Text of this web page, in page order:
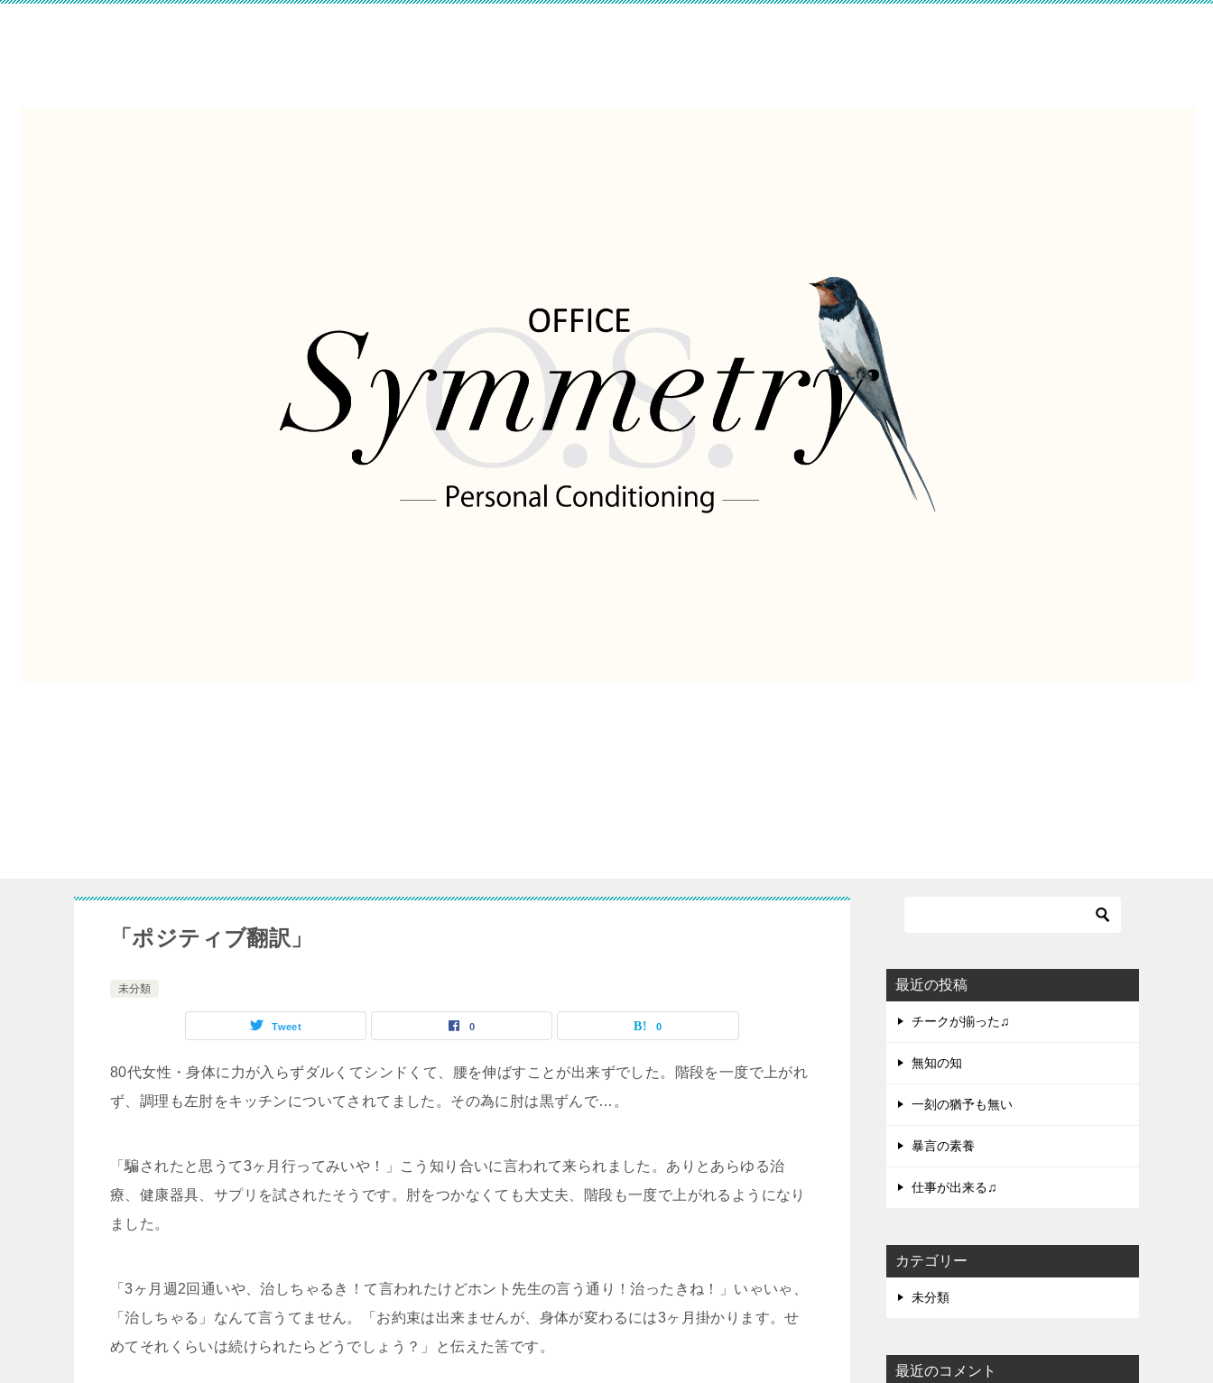
「ポジティブ翻訳」
未分類
Tweet 0 0
80代女性・身体に力が入らずダルくてシンドくて、腰を伸ばすことが出来ずでした。階段を一度で上がれ
ず、調理も左肘をキッチンについてされてました。その為に肘は黒ずんで…。
「騙されたと思うて3ヶ月行ってみいや！」こう知り合いに言われて来られました。ありとあらゆる治
療、健康器具、サプリを試されたそうです。肘をつかなくても大丈夫、階段も一度で上がれるようになり
ました。
「3ヶ月週2回通いや、治しちゃるき！て言われたけどホント先生の言う通り！治ったきね！」いゃいゃ、
「治しちゃる」なんて言うてません。「お約束は出来ませんが、身体が変わるには3ヶ月掛かります。せ
めてそれくらいは続けられたらどうでしょう？」と伝えた筈です。
最近の投稿
チークが揃った♫
無知の知
一刻の猶予も無い
暴言の素養
仕事が出来る♫
カテゴリー
未分類
最近のコメント